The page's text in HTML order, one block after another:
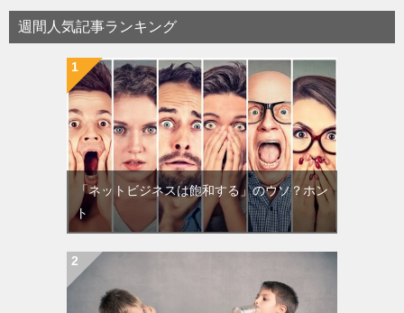
週間人気記事ランキング
「ネットビジネスは飽和する」のウソ？ホン
ト